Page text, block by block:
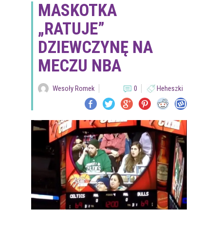
MASKOTKA
„RATUJE”
DZIEWCZYNĘ NA
MECZU NBA
Wesoły Romek 0 Heheszki